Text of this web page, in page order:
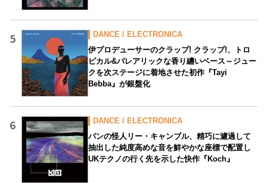
5
DANCE / ELECTRONICA
伊プロデューサーのクラップ! クラップ!、トロ
ピカル&バレアリックな香り纏いベース～ジュー
クを次ステージに着地させた初作『Tayi
Bebba』が銀盤化
6
DANCE / ELECTRONICA
パンの怪人リー・キャンブル、精巧に濾過して
抽出した純度高めな音を鮮やかな座標で配置し
UKテクノの行く先を示した快作『Koch』